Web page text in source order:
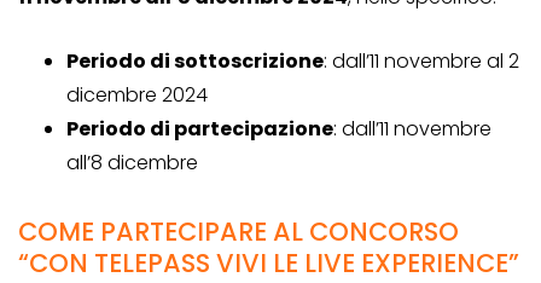
Periodo di sottoscrizione: dall’11 novembre al 2
dicembre 2024
Periodo di partecipazione: dall’11 novembre
all’8 dicembre
COME PARTECIPARE AL CONCORSO
“CON TELEPASS VIVI LE LIVE EXPERIENCE”